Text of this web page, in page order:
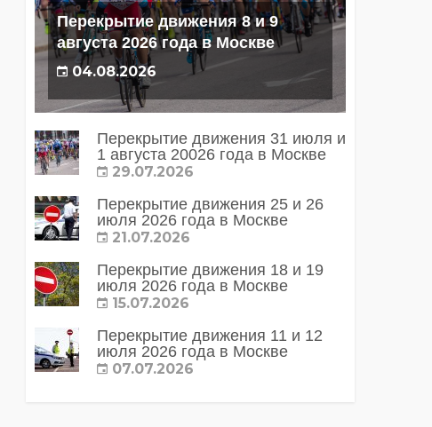
Перекрытие движения 8 и 9
августа 2026 года в Москве
04.08.2026
Перекрытие движения 31 июля и
1 августа 20026 года в Москве
29.07.2026
Перекрытие движения 25 и 26
июля 2026 года в Москве
21.07.2026
Перекрытие движения 18 и 19
июля 2026 года в Москве
15.07.2026
Перекрытие движения 11 и 12
июля 2026 года в Москве
07.07.2026